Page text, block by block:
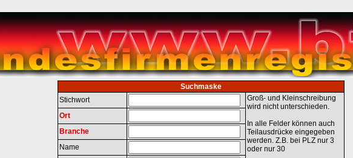
Suchmaske
Stichwort
Groß- und Kleinschreibung
wird nicht unterschieden.
In alle Felder können auch
Teilausdrücke eingegeben
werden. Z.B. bei PLZ nur 3
oder nur 30
Ort
Branche
Name